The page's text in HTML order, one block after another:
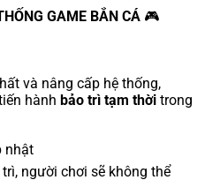
GAME BẮN CÁ 🎮
và nâng cấp hệ thống,
hành bảo trì tạm thời trong
nhật
người chơi sẽ không thể